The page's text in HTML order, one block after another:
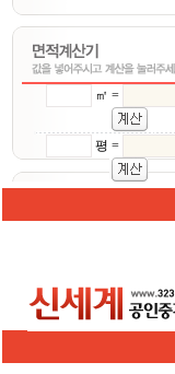
㎡ =
평 =